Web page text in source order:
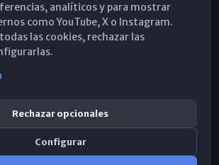
analíticos y para mostrar
como YouTube, X o Instagram.
las cookies, rechazar las
Rechazar opcionales
Configurar